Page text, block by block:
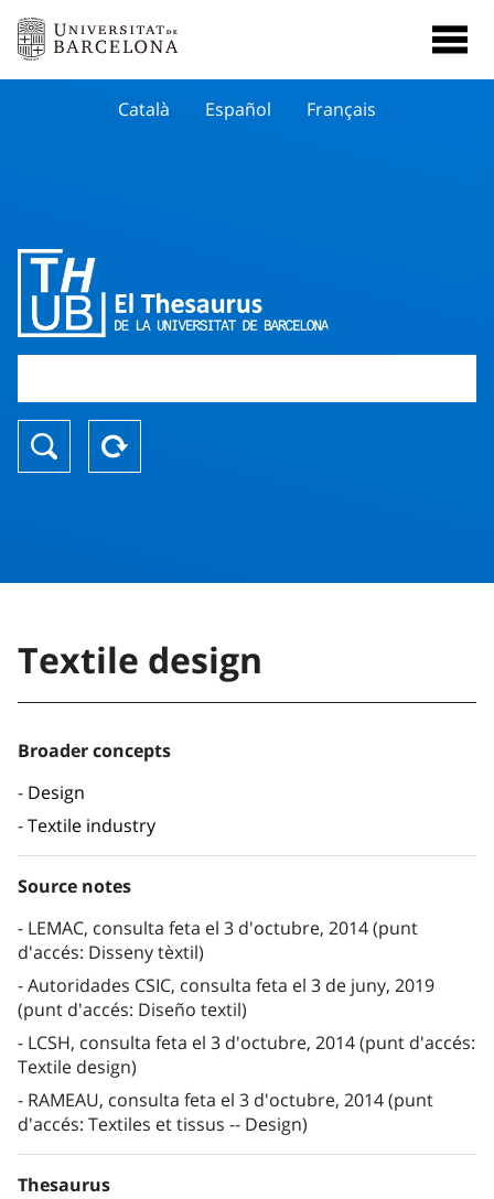
Català Español Français
Textile design
Broader concepts
Design
Textile industry
Source notes
LEMAC, consulta feta el 3 d'octubre, 2014 (punt
d'accés: Disseny tèxtil)
Autoridades CSIC, consulta feta el 3 de juny, 2019
(punt d'accés: Diseño textil)
LCSH, consulta feta el 3 d'octubre, 2014 (punt d'accés:
Textile design)
RAMEAU, consulta feta el 3 d'octubre, 2014 (punt
d'accés: Textiles et tissus -- Design)
Thesaurus